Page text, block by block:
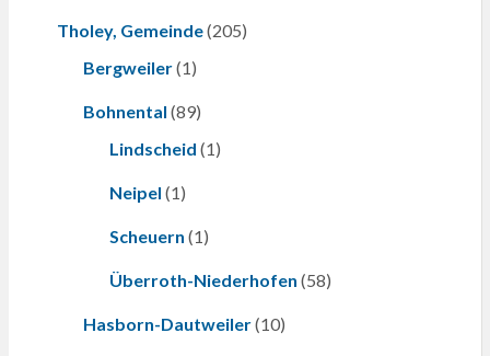
Tholey, Gemeinde(205)
Bergweiler(1)
Bohnental (89)
Lindscheid (1)
Neipel (1)
Scheuern (1)
Überroth-Niederhofen (58)
Hasborn-Dautweiler(10)